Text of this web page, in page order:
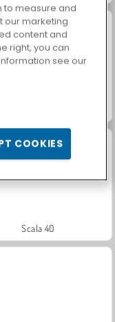
Scala 40
to measure and
our marketing
content and
right, you can
see our
COOKIES